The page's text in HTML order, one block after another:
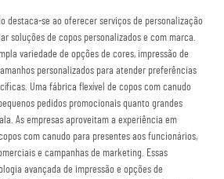
destaca-se ao oferecer serviços de personalização
soluções de copos personalizados e com marca.
variedade de opções de cores, impressão de
personalizados para atender preferências
Uma fábrica flexível de copos com canudo
pedidos promocionais quanto grandes
As empresas aproveitam a experiência em
com canudo para presentes aos funcionários,
e campanhas de marketing. Essas
avançada de impressão e opções de